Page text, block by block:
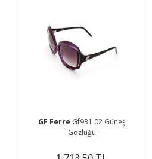
GF Ferre Gf931 02 Güneş
Gözlüğü